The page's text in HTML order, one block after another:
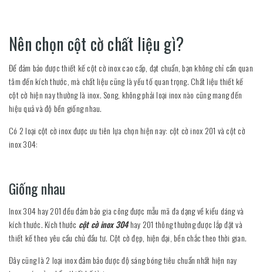
Nên chọn cột cờ chất liệu gì?
Để đảm bảo được thiết kế cột cờ inox cao cấp, đạt chuẩn, bạn không chỉ cần quan
tâm đến kích thước, mà chất liệu cũng là yếu tố quan trọng. Chất liệu thiết kế
cột cờ hiện nay thường là inox. Song, không phải loại inox nào cũng mang đến
hiệu quả và độ bền giống nhau.
Có 2 loại cột cờ inox được ưu tiên lựa chọn hiện nay: cột cờ inox 201 và cột cờ
inox 304:
Giống nhau
Inox 304 hay 201 đều đảm bảo gia công được mẫu mã đa dạng về kiểu dáng và
kích thước. Kích thước cột cờ inox 304hay 201 thông thường được lắp đặt và
thiết kế theo yêu cầu chủ đầu tư. Cột cờ đẹp, hiện đại, bền chắc theo thời gian.
Đây cũng là 2 loại inox đảm bảo được độ sáng bóng tiêu chuẩn nhất hiện nay